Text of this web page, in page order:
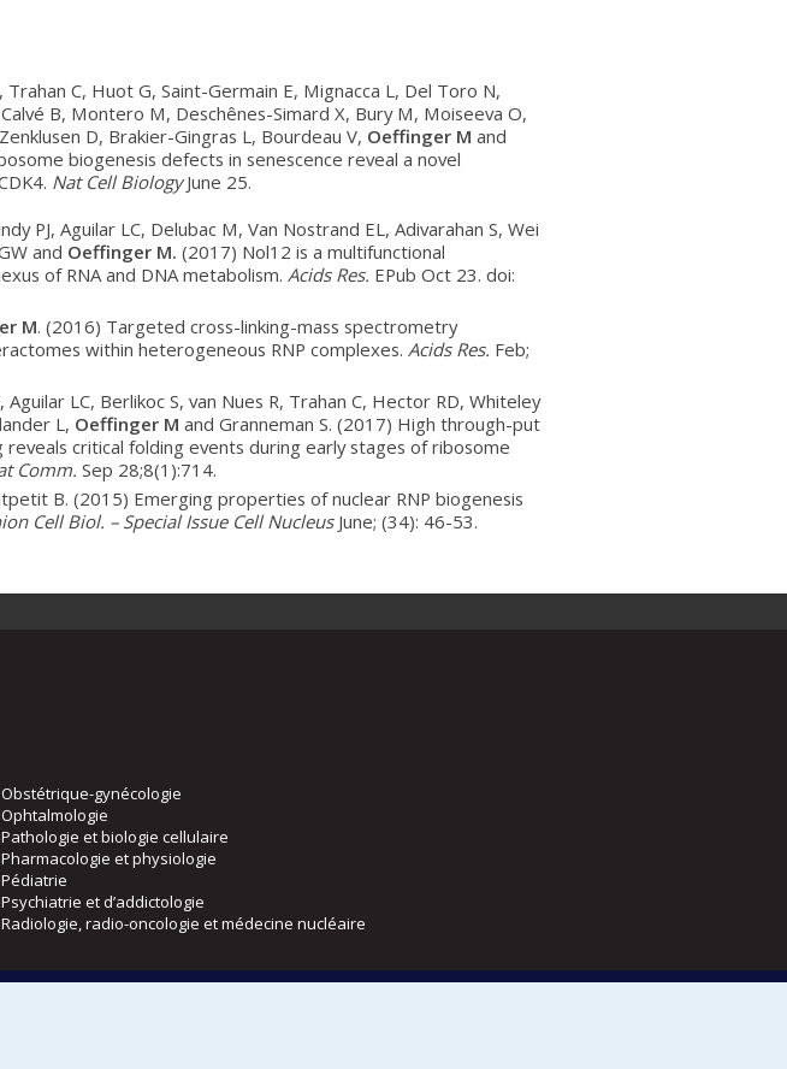
Trahan C, Huot G, Saint-Germain E, Mignacca L, Del Toro N,
B, Montero M, Deschênes-Simard X, Bury M, Moiseeva O,
D, Brakier-Gingras L, Bourdeau V, Oeffinger M and
biogenesis defects in senescence reveal a novel
Nat Cell BiologyJune 25.
PJ, Aguilar LC, Delubac M, Van Nostrand EL, Adivarahan S, Wei
and Oeffinger M. (2017) Nol12 is a multifunctional
of RNA and DNA metabolism. Acids Res. EPub Oct 23. doi:
M. (2016) Targeted cross-linking-mass spectrometry
within heterogeneous RNP complexes. Acids Res. Feb;
Aguilar LC, Berlikoc S, van Nues R, Trahan C, Hector RD, Whiteley
L, Oeffinger M and Granneman S. (2017) High through-put
reveals critical folding events during early stages of ribosome
Comm. Sep 28;8(1):714.
B. (2015) Emerging properties of nuclear RNP biogenesis
Cell Biol. – Special Issue Cell NucleusJune; (34): 46-53.
Obstétrique-gynécologie
Ophtalmologie
Pathologie et biologie cellulaire
Pharmacologie et physiologie
Pédiatrie
Psychiatrie et d’addictologie
Radiologie, radio-oncologie et médecine nucléaire